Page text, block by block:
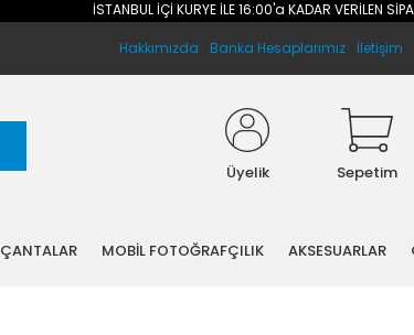
İSTANBUL İÇİ KURYE İLE 16:00'a KADAR VERİLEN
Hakkımızda Banka Hesaplarımız İletişim
Üyelik Sepetim
ÇANTALAR MOBİL FOTOĞRAFÇILIK AKSESUARLAR